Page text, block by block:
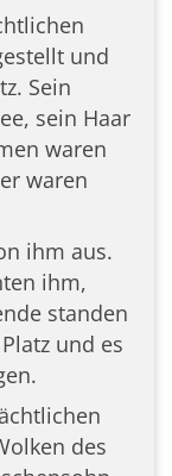
und
Sein
sein Haar
waren
waren
ihm aus.
ihm,
standen
und es
des